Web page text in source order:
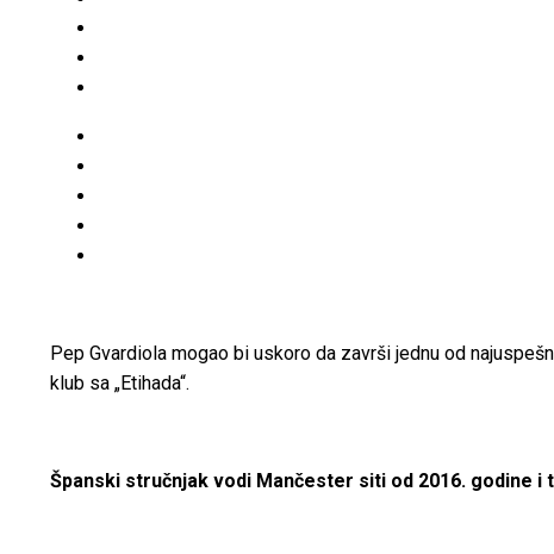
Pep Gvardiola mogao bi uskoro da završi jednu od
klub sa „Etihada“.
Španski stručnjak vodi Mančester siti od 2016.